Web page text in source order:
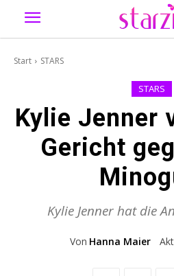
Start STARS
STARS
Kylie Jenner
Gericht
Kylie Jenner hat die
Von Hanna Maier